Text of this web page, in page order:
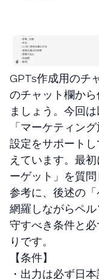
GPTs作成用のチ
のチャット欄か
ましょう。今回
「マーケティン
設定をサポート
えています。最
ーゲット」を質
参考に、後述の
網羅しながらペ
守すべき条件と
りです。
【条件】
・出力は必ず日